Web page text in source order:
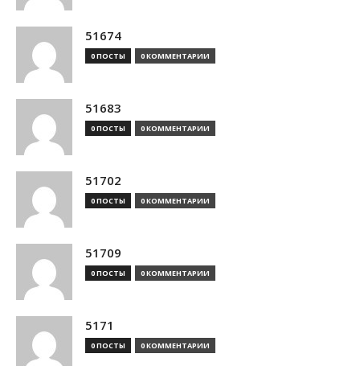
51674
0 ПОСТЫ 0 КОММЕНТАРИИ
51683
0 ПОСТЫ 0 КОММЕНТАРИИ
51702
0 ПОСТЫ 0 КОММЕНТАРИИ
51709
0 ПОСТЫ 0 КОММЕНТАРИИ
5171
0 ПОСТЫ 0 КОММЕНТАРИИ